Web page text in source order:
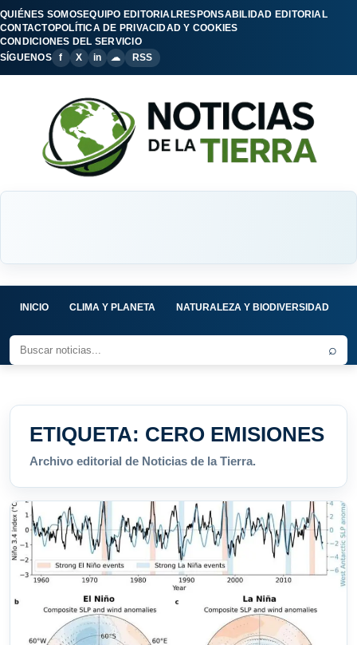
QUIÉNES SOMOSEQUIPO EDITORIALRESPONSABILIDAD EDITORIAL
CONTACTOPOLÍTICA DE PRIVACIDAD Y COOKIES
CONDICIONES DEL SERVICIO
SÍGUENOS
f X in ☁ RSS
INICIO CLIMA Y PLANETA NATURALEZA Y BIODIVERSIDAD
⌕
ETIQUETA: CERO EMISIONES
Archivo editorial de Noticias de la Tierra.